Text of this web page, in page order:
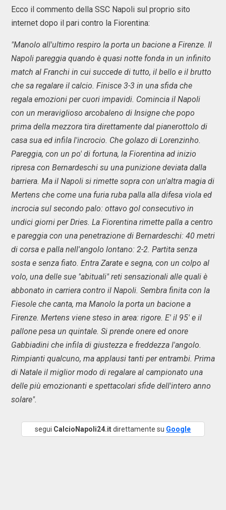
Ecco il commento della SSC Napoli sul proprio sito
internet dopo il pari contro la Fiorentina:
"Manolo all'ultimo respiro la porta un bacione a Firenze. Il
Napoli pareggia quando è quasi notte fonda in un infinito
match al Franchi in cui succede di tutto, il bello e il brutto
che sa regalare il calcio. Finisce 3-3 in una sfida che
regala emozioni per cuori impavidi. Comincia il Napoli
con un meraviglioso arcobaleno di Insigne che popo
prima della mezzora tira direttamente dal pianerottolo di
casa sua ed infila l'incrocio. Che golazo di Lorenzinho.
Pareggia, con un po' di fortuna, la Fiorentina ad inizio
ripresa con Bernardeschi su una punizione deviata dalla
barriera. Ma il Napoli si rimette sopra con un'altra magia di
Mertens che come una furia ruba palla alla difesa viola ed
incrocia sul secondo palo: ottavo gol consecutivo in
undici giorni per Dries. La Fiorentina rimette palla a centro
e pareggia con una penetrazione di Bernardeschi: 40 metri
di corsa e palla nell'angolo lontano: 2-2. Partita senza
sosta e senza fiato. Entra Zarate e segna, con un colpo al
volo, una delle sue "abituali" reti sensazionali alle quali è
abbonato in carriera contro il Napoli. Sembra finita con la
Fiesole che canta, ma Manolo la porta un bacione a
Firenze. Mertens viene steso in area: rigore. E' il 95' e il
pallone pesa un quintale. Si prende onere ed onore
Gabbiadini che infila di giustezza e freddezza l'angolo.
Rimpianti qualcuno, ma applausi tanti per entrambi. Prima
di Natale il miglior modo di regalare al campionato una
delle più emozionanti e spettacolari sfide dell'intero anno
solare".
segui CalcioNapoli24.itdirettamente su Google